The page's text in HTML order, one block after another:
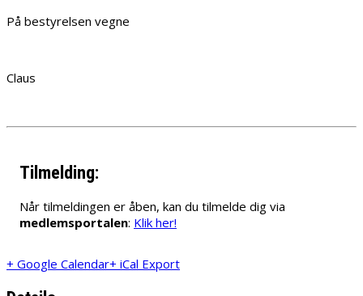
På bestyrelsen vegne
Claus
Tilmelding:
Når tilmeldingen er åben, kan du tilmelde dig via
medlemsportalen: Klik her!
+ Google Calendar+ iCal Export